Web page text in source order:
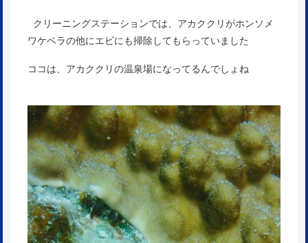
クリーニングステーションでは、アカククリがホンソメ
ワケベラの他にエビにも掃除してもらっていました
ココは、アカククリの温泉場になってるんでしょね